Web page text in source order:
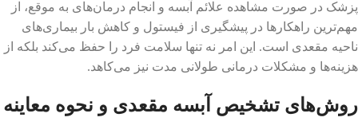
پزشک در صورت مشاهده علائم آبسه و انجام درمان‌های به موقع، از
مهم‌ترین راهکارها در پیشگیری از فیستول و کاهش بار بیماری‌های
ناحیه مقعدی است. این امر نه تنها سلامت فرد را حفظ می‌کند بلکه از
هزینه‌ها و مشکلات درمانی طولانی مدت نیز می‌کاهد.
روش‌های تشخیص آبسه مقعدی و نحوه معاینه